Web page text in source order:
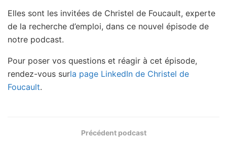
Elles sont les invitées de Christel de Foucault, experte
de la recherche d’emploi, dans ce nouvel épisode de
notre podcast.
Pour poser vos questions et réagir à cet épisode,
rendez-vous surla page LinkedIn de Christel de
Foucault.
Précédent podcast